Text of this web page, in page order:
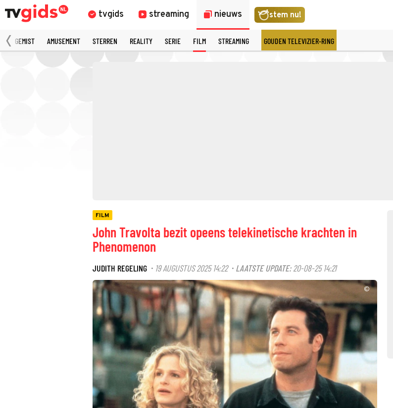
tvgids streaming nieuws stem nu!
GEMIST AMUSEMENT STERREN REALITY SERIE FILM STREAMING GOUDEN TELEVIZIER-RING
FILM
John Travolta bezit opeens telekinetische krachten in
Phenomenon
JUDITH REGELING · 19 AUGUSTUS 2025 14:22· LAATSTE UPDATE: 20-08-25 14:21
©